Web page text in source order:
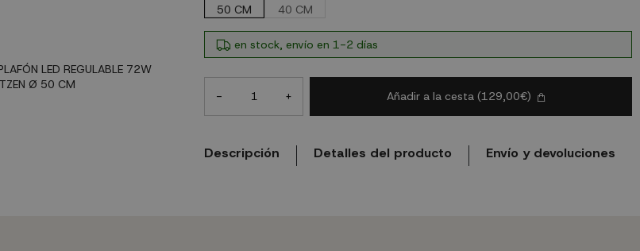
en stock, envío en 1-2 días
- + Añadir a la cesta(129,00€)
Descripción Detalles del producto Envío y devoluciones